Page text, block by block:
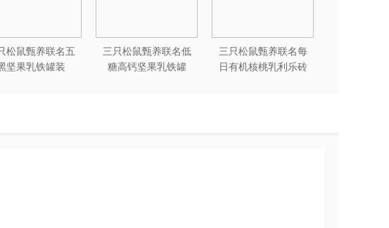
松鼠甄养联名五
坚果乳铁罐装
三只松鼠甄养联名低
糖高钙坚果乳铁罐
三只松鼠甄养联名每
日有机核桃乳利乐砖